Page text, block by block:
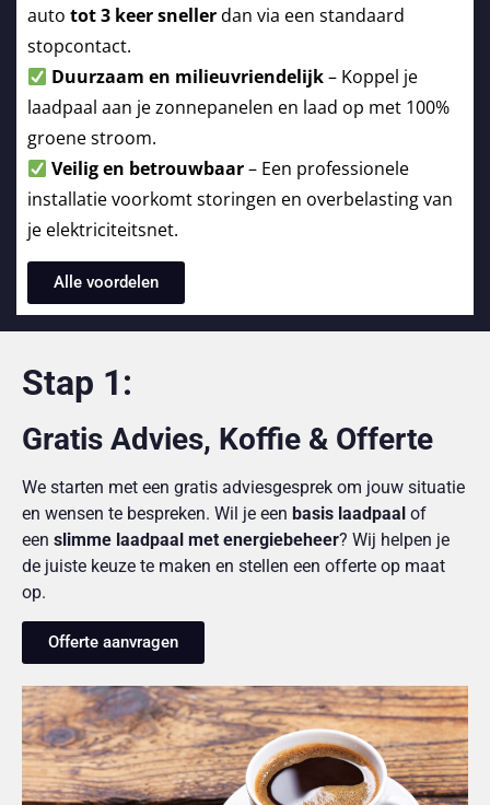
auto tot 3 keer snellerdan via een standaard
stopcontact.
Duurzaam en milieuvriendelijk– Koppel je
laadpaal aan je zonnepanelen en laad op met 100%
groene stroom.
Veilig en betrouwbaar– Een professionele
installatie voorkomt storingen en overbelasting van
je elektriciteitsnet.
Alle voordelen
Stap 1:
Gratis Advies, Koffie & Offerte
We starten met een gratis adviesgesprek om jouw situatie
en wensen te bespreken. Wil je een basis laadpaal of
een slimme laadpaal met energiebeheer? Wij helpen je
de juiste keuze te maken en stellen een offerte op maat
op.
Offerte aanvragen